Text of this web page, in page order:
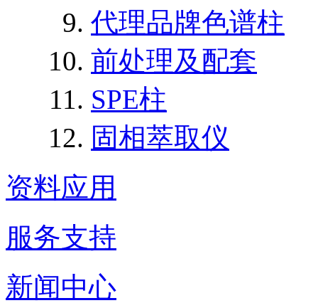
代理品牌色谱柱
前处理及配套
SPE柱
固相萃取仪
资料应用
服务支持
新闻中心